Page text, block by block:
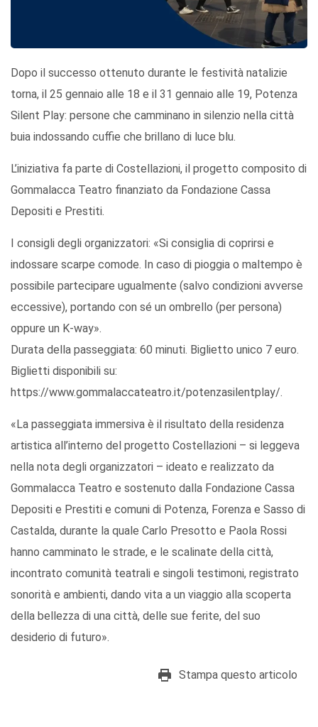
Dopo il successo ottenuto durante le festività natalizie
torna, il 25 gennaio alle 18 e il 31 gennaio alle 19, Potenza
Silent Play: persone che camminano in silenzio nella città
buia indossando cuffie che brillano di luce blu.
L’iniziativa fa parte di Costellazioni, il progetto composito di
Gommalacca Teatro finanziato da Fondazione Cassa
Depositi e Prestiti.
I consigli degli organizzatori: «Si consiglia di coprirsi e
indossare scarpe comode. In caso di pioggia o maltempo è
possibile partecipare ugualmente (salvo condizioni avverse
eccessive), portando con sé un ombrello (per persona)
oppure un K-way».
Durata della passeggiata: 60 minuti. Biglietto unico 7 euro.
Biglietti disponibili su:
https://www.gommalaccateatro.it/potenzasilentplay/.
«La passeggiata immersiva è il risultato della residenza
artistica all’interno del progetto Costellazioni – si leggeva
nella nota degli organizzatori – ideato e realizzato da
Gommalacca Teatro e sostenuto dalla Fondazione Cassa
Depositi e Prestiti e comuni di Potenza, Forenza e Sasso di
Castalda, durante la quale Carlo Presotto e Paola Rossi
hanno camminato le strade, e le scalinate della città,
incontrato comunità teatrali e singoli testimoni, registrato
sonorità e ambienti, dando vita a un viaggio alla scoperta
della bellezza di una città, delle sue ferite, del suo
desiderio di futuro».
Stampa questo articolo